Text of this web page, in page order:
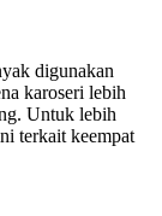
digunakan
karoseri lebih
Untuk lebih
terkait keempat